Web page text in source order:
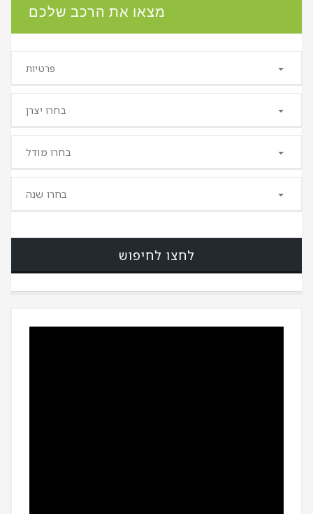
מצאו את הרכב שלכם
פרטיות
בחרו יצרן
בחרו מודל
בחרו שנה
לחצו לחיפוש